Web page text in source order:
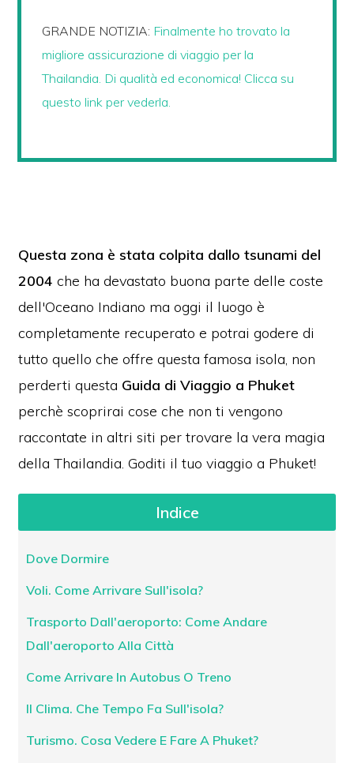
GRANDE NOTIZIA: Finalmente ho trovato la
migliore assicurazione di viaggio per la
Thailandia. Di qualità ed economica! Clicca su
questo link per vederla.
Questa zona è stata colpita dallo tsunami del
2004che ha devastato buona parte delle coste
dell'Oceano Indiano ma oggi il luogo è
completamente recuperato e potrai godere di
tutto quello che offre questa famosa isola, non
perderti questa Guida di Viaggio a Phuket
perchè scoprirai cose che non ti vengono
raccontate in altri siti per trovare la vera magia
della Thailandia. Goditi il tuo viaggio a Phuket!
Indice
Dove Dormire
Voli. Come Arrivare Sull'isola?
Trasporto Dall'aeroporto: Come Andare
Dall'aeroporto Alla Città
Come Arrivare In Autobus O Treno
Il Clima. Che Tempo Fa Sull'isola?
Turismo. Cosa Vedere E Fare A Phuket?